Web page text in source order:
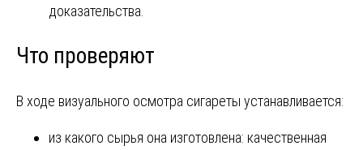
доказательства.
Что проверяют
В ходе визуального осмотра сигареты устанавливается:
из какого сырья она изготовлена: качественная